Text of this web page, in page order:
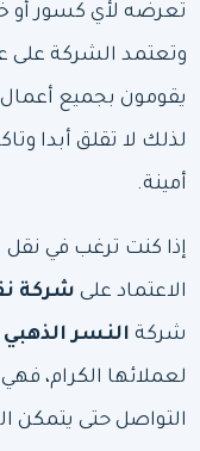
تعرضه لأي كسور أو
وتعتمد الشركة على
يقومون بجميع
لذلك لا تقلق أبدا
أمينة.
إذا كنت ترغب في
الاعتماد على شركة
شركة النسر الذهبي
لعملائها الكرام،
التواصل حتى يتمكن